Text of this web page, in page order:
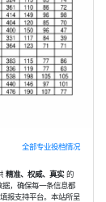
全部专业投档情况
精准、权威、真实的
，确保每一条信息都
报支持平台。本站所呈